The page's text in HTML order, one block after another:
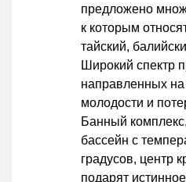
предложено
к которым
тайский,
Широкий спектр
направленных
молодости и
Банный
бассейн с
градусов, центр
подарят